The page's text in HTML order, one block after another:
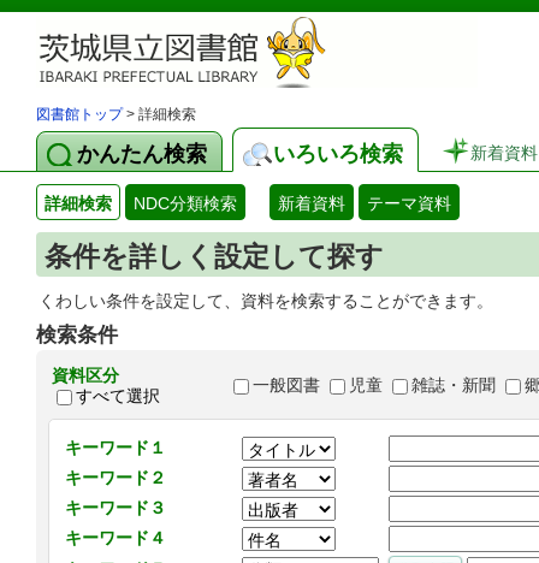
図書館トップ> 詳細検索
かんたん検索 いろいろ検索 新着資料
詳細検索 NDC分類検索 新着資料 テーマ資料
条件を詳しく設定して探す
くわしい条件を設定して、資料を検索することができます。
検索条件
資料区分
すべて選択
一般図書 児童 雑誌・新聞
キーワード１
キーワード２
キーワード３
キーワード４